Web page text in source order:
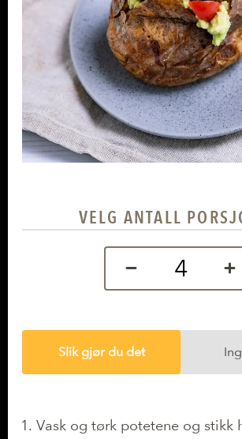
VELG ANTALL
Slik gjør du det
Slik gjør du det
Vask og tørk potetene og stikk